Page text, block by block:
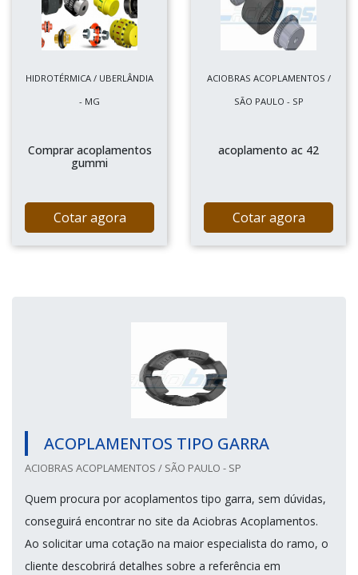
HIDROTÉRMICA / UBERLÂNDIA
- MG
Comprar acoplamentos
gummi
Cotar agora
ACIOBRAS ACOPLAMENTOS /
SÃO PAULO - SP
acoplamento ac 42
Cotar agora
ACOPLAMENTOS TIPO GARRA
ACIOBRAS ACOPLAMENTOS / SÃO PAULO - SP
Quem procura por acoplamentos tipo garra, sem dúvidas,
conseguirá encontrar no site da Aciobras Acoplamentos.
Ao solicitar uma cotação na maior especialista do ramo, o
cliente descobrirá detalhes sobre a referência em